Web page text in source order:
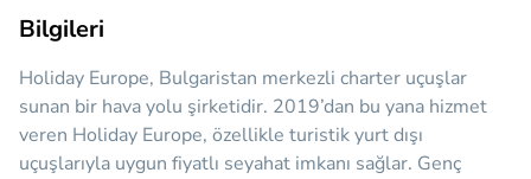
Bilgileri
Holiday Europe, Bulgaristan merkezli charter uçuşlar
sunan bir hava yolu şirketidir. 2019’dan bu yana hizmet
veren Holiday Europe, özellikle turistik yurt dışı
uçuşlarıyla uygun fiyatlı seyahat imkanı sağlar. Genç